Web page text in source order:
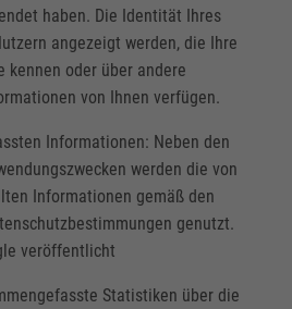
haben. Die Identität Ihres
angezeigt werden, die Ihre
kennen oder über andere
von Ihnen verfügen.
Informationen: Neben den
werden die von
Informationen gemäß den
genutzt.
veröffentlicht
Statistiken über die